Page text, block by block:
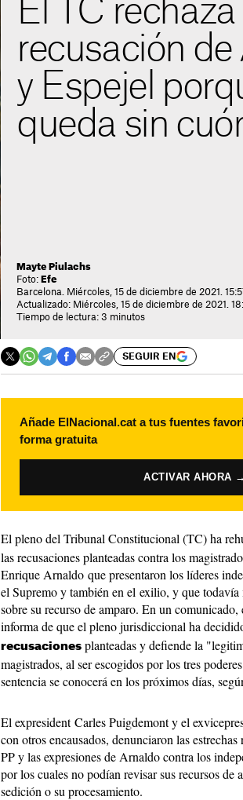
El TC rechaza
recusación
y Espejel
queda sin
Mayte Piulachs
Foto: Efe
Barcelona. Miércoles, 15 de diciembre de 2021.
Actualizado: Miércoles, 15 de diciembre de 2021.
Tiempo de lectura: 3 minutos
SEGUIR EN
Añade ElNacional.cat a tus fuentes
forma gratuita
ACTIVAR AHORA →
El pleno del Tribunal Constitucional (TC) ha
las recusaciones planteadas contra los
Enrique Arnaldo que presentaron los líderes
el Supremo y también en el exilio, y que
sobre su recurso de amparo. En un
informa de que el pleno jurisdiccional ha
recusaciones planteadas y defiende la
magistrados, al ser escogidos por los tres
sentencia se conocerá en los próximos días,
El expresident Carles Puigdemont y el
con otros encausados, denunciaron las
PP y las expresiones de Arnaldo contra los
por los cuales no podían revisar sus recursos de
sedición o su procesamiento.